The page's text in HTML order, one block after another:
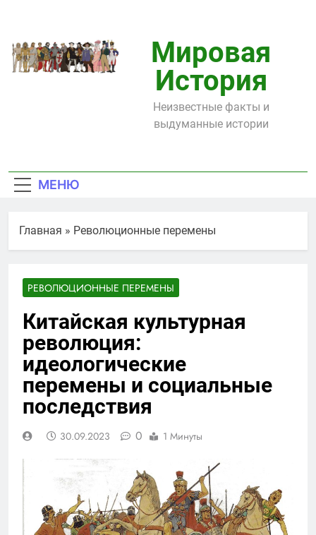
содержимому
Мировая
История
Неизвестные факты и
выдуманные истории
МЕНЮ
Главная » Революционные перемены
РЕВОЛЮЦИОННЫЕ ПЕРЕМЕНЫ
Китайская культурная
революция:
идеологические
перемены и социальные
последствия
30.09.2023 0 1 Минуты